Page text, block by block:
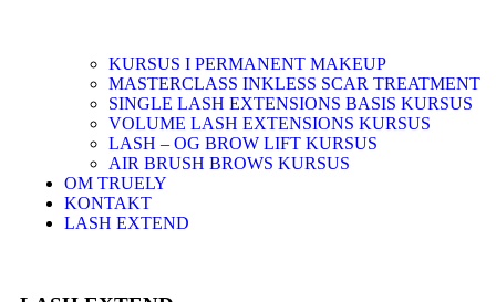
KURSUS I PERMANENT MAKEUP
MASTERCLASS INKLESS SCAR TREATMENT
SINGLE LASH EXTENSIONS BASIS KURSUS
VOLUME LASH EXTENSIONS KURSUS
LASH – OG BROW LIFT KURSUS
AIR BRUSH BROWS KURSUS
OM TRUELY
KONTAKT
LASH EXTEND